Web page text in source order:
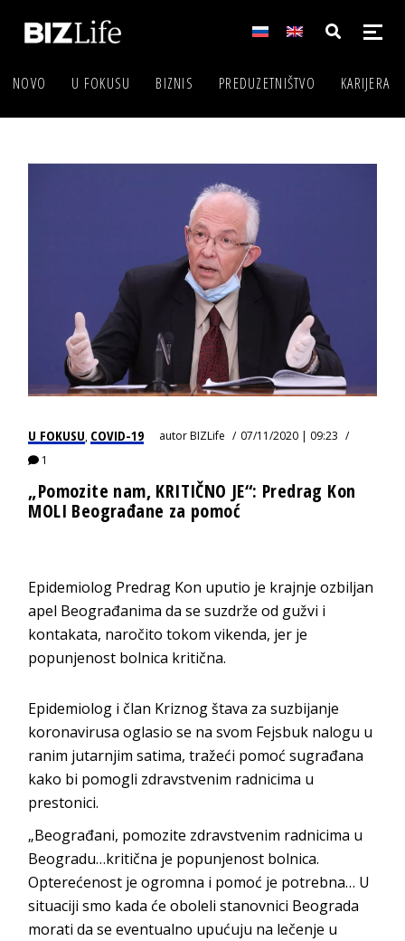
NOVO U FOKUSU BIZNIS PREDUZETNIŠTVO KARIJERA
U FOKUSU, COVID-19 autorBIZLife
07/11/2020 | 09:23
1
„Pomozite nam, KRITIČNO JE“: Predrag Kon
MOLI Beograđane za pomoć
Epidemiolog Predrag Kon uputio je krajnje ozbiljan
apel Beograđanima da se suzdrže od gužvi i
kontakata, naročito tokom vikenda, jer je
popunjenost bolnica kritična.
Epidemiolog i član Kriznog štava za suzbijanje
koronavirusa oglasio se na svom Fejsbuk nalogu u
ranim jutarnjim satima, tražeći pomoć sugrađana
kako bi pomogli zdravstvenim radnicima u
prestonici.
„Beograđani, pomozite zdravstvenim radnicima u
Beogradu…kritična je popunjenost bolnica.
Opterećenost je ogromna i pomoć je potrebna… U
situaciji smo kada će oboleli stanovnici Beograda
morati da se eventualno upućuju na lečenje u